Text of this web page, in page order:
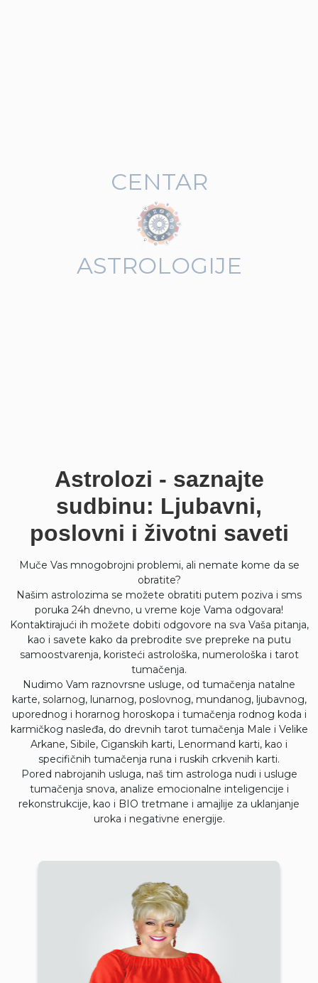
CENTAR
ASTROLOGIJE
Astrolozi - saznajte
sudbinu: Ljubavni,
poslovni i životni saveti
Muče Vas mnogobrojni problemi, ali nemate kome da se
obratite?
Našim astrolozima se možete obratiti putem poziva i sms
poruka 24h dnevno, u vreme koje Vama odgovara!
Kontaktirajući ih možete dobiti odgovore na sva Vaša pitanja,
kao i savete kako da prebrodite sve prepreke na putu
samoostvarenja, koristeći astrološka, numerološka i tarot
tumačenja.
Nudimo Vam raznovrsne usluge, od tumačenja natalne
karte, solarnog, lunarnog, poslovnog, mundanog, ljubavnog,
uporednog i horarnog horoskopa i tumačenja rodnog koda i
karmičkog nasleđa, do drevnih tarot tumačenja Male i Velike
Arkane, Sibile, Ciganskih karti, Lenormand karti, kao i
specifičnih tumačenja runa i ruskih crkvenih karti.
Pored nabrojanih usluga, naš tim astrologa nudi i usluge
tumačenja snova, analize emocionalne inteligencije i
rekonstrukcije, kao i BIO tretmane i amajlije za uklanjanje
uroka i negativne energije.